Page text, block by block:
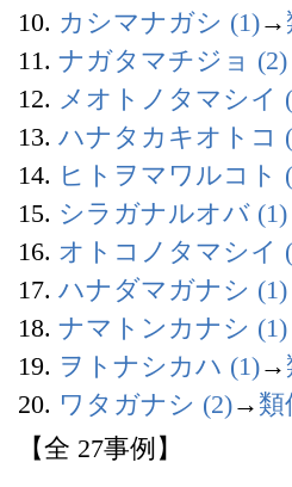
10. カシマナガシ (1)→
11. ナガタマチジョ (2)
12. メオトノタマシイ
13. ハナタカキオトコ
14. ヒトヲマワルコト
15. シラガナルオバ (1)
16. オトコノタマシイ
17. ハナダマガナシ (1)
18. ナマトンカナシ (1)
19. ヲトナシカハ (1)→
20. ワタガナシ (2)→ 類
【全 27事例】